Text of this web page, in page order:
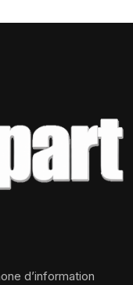
d’information